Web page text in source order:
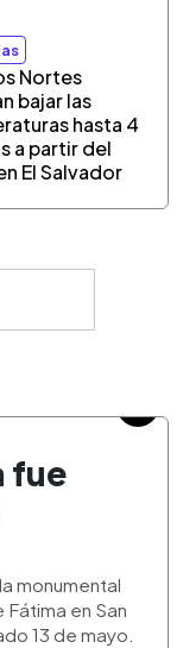
Nortes
bajar las
hasta 4
a partir del
El Salvador
fue
monumental
en San
13 de mayo.